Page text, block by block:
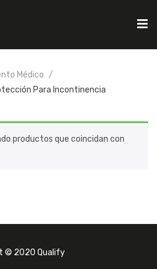
Médico
Para Incontinencia
productos que coincidan con
© 2020 Qualify